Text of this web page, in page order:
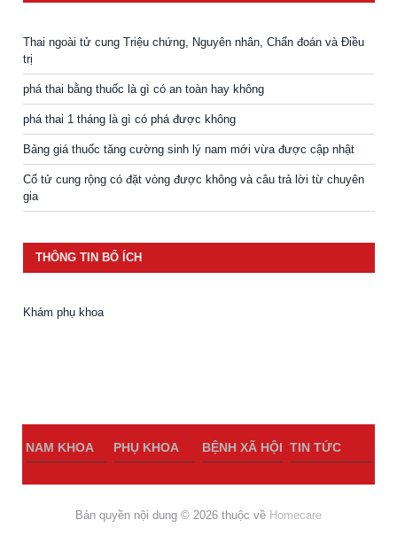
Thai ngoài tử cung Triệu chứng, Nguyên nhân, Chẩn đoán và Điều
trị
phá thai bằng thuốc là gì có an toàn hay không
phá thai 1 tháng là gì có phá được không
Bảng giá thuốc tăng cường sinh lý nam mới vừa được cập nhật
Cổ tử cung rộng có đặt vòng được không và câu trả lời từ chuyên
gia
THÔNG TIN BỔ ÍCH
Khám phụ khoa
NAM KHOA PHỤ KHOA BỆNH XÃ HỘI TIN TỨC
Bản quyền nội dung © 2026 thuộc về Homecare